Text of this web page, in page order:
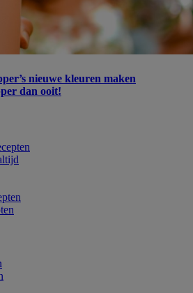
nieuwe kleuren maken
dan ooit!